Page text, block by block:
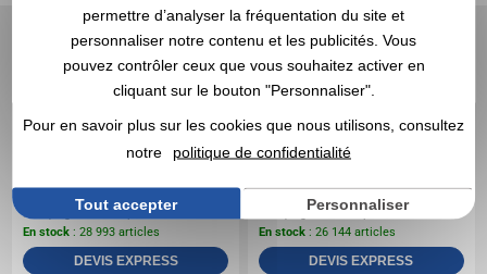
0,56 CHFHT|
0,61 €
Marquage non compris
En stock : 28 993 articles
DEVIS EXPRESS
A partir de1,32 CHF
Marquage non compris
En stock : 26 144 articles
DEVIS EXPRESS
permettre d’analyser la fréquentation du site et
personnaliser notre contenu et les publicités. Vous
pouvez contrôler ceux que vous souhaitez activer en
cliquant sur le bouton "Personnaliser".
Pour en savoir plus sur les cookies que nous utilisons, consultez
notre
politique de confidentialité
Tout accepter Personnaliser